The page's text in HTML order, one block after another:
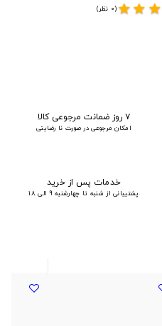
star
star
star(0 نظر)
۷ روز ضمانت مرجوعی کالا
امکان مرجوعی در صورت نا رضایتی
خدمات پس از خرید
پشتیبانی از شنبه تا چهارشنبه 9 الی 18